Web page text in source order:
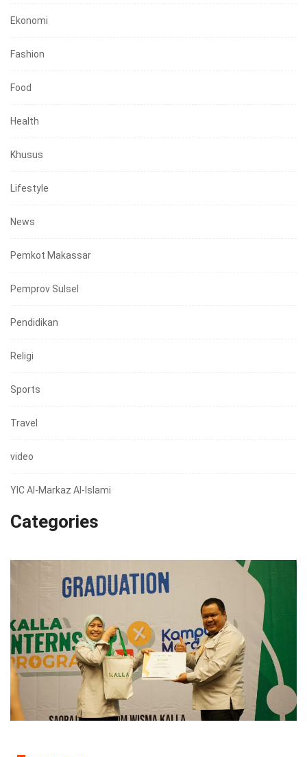
Ekonomi
Fashion
Food
Health
Khusus
Lifestyle
News
Pemkot Makassar
Pemprov Sulsel
Pendidikan
Religi
Sports
Travel
video
YIC Al-Markaz Al-Islami
Categories